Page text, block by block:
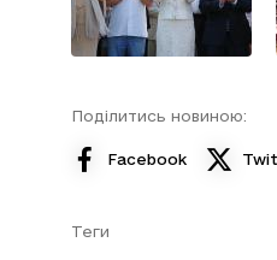
Поділитись новиною:
Facebook
Теги